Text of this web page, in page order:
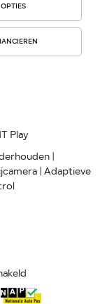
OPTIES
Play
|
| Adaptieve